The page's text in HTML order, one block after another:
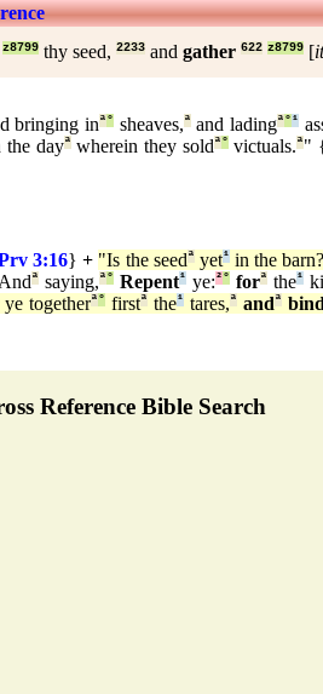
z8799 thy seed, 2233 and gather 622 z8799 [
bringing inª° sheaves,ªand ladingª°¹
the dayªwherein they soldª°victuals.ª"
3:16} + "Is the seedª yet¹in the barn?
ª saying,ª° Repent¹ ye:²° forª the¹
ye togetherª° firstª the¹ tares,ª andª bind
Reference Bible Search